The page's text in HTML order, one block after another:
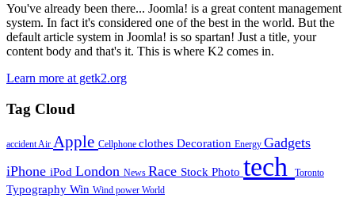
You've already been there... Joomla! is a great content management
system. In fact it's considered one of the best in the world. But the
default article system in Joomla! is so spartan! Just a title, your
content body and that's it. This is where K2 comes in.
Learn more at getk2.org
Tag Cloud
accidentAir Apple Cellphone clothes Decoration Energy Gadgets
iPhone iPod London News Race Stock Photo tech Toronto
Typography Win Wind power World